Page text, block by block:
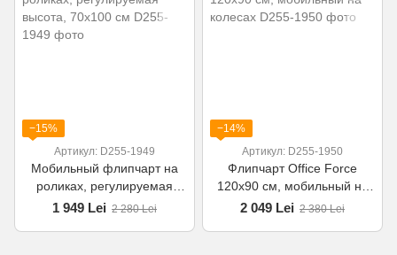
−15%
Артикул: D255-1949
Мобильный флипчарт на
роликах, регулируемая
высота, 70х100 см
1 949 Lei 2 280 Lei
−14%
Артикул: D255-1950
Флипчарт Office Force
120x90 см, мобильный на
колесах
2 049 Lei 2 380 Lei